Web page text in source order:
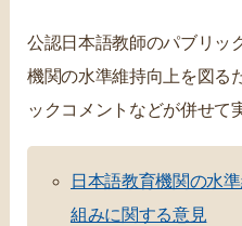
公認日本語教師のパブリッ
機関の水準維持向上を図る
ックコメントなどが併せて
日本語教育機関の水
組みに関する意見